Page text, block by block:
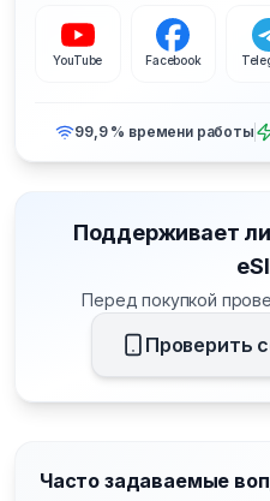
YouTube Facebook
99,9 % времени работы
Поддерживает
Перед покупкой
Проверить
Часто задаваемые